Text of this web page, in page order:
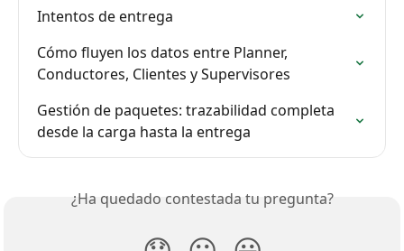
Intentos de entrega
Cómo fluyen los datos entre Planner,
Conductores, Clientes y Supervisores
Gestión de paquetes: trazabilidad completa
desde la carga hasta la entrega
¿Ha quedado contestada tu pregunta?